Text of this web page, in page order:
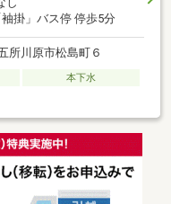
掛」バス停 停歩5分
所川原市松島町６
本下水